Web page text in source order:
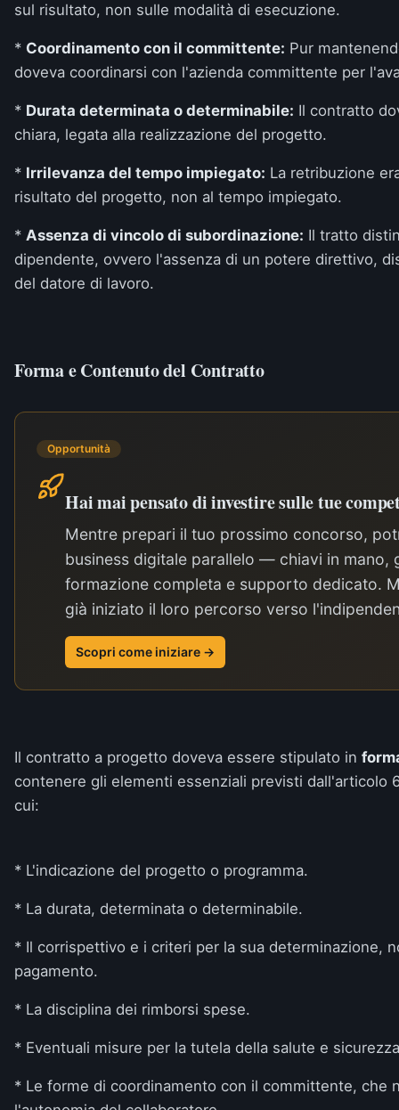
sul risultato, non sulle modalità di esecuzione.
* Coordinamento con il committente: Pur
doveva coordinarsi con l'azienda committente per
* Durata determinata o determinabile: Il contratto
chiara, legata alla realizzazione del progetto.
* Irrilevanza del tempo impiegato: La retribuzione
risultato del progetto, non al tempo impiegato.
* Assenza di vincolo di subordinazione: Il tratto
dipendente, ovvero l'assenza di un potere direttivo,
del datore di lavoro.
Forma e Contenuto del Contratto
Opportunità
Hai mai pensato di investire sulle tue
Mentre prepari il tuo prossimo concorso,
business digitale parallelo — chiavi in mano,
formazione completa e supporto dedicato.
già iniziato il loro percorso verso
Scopri come iniziare →
Il contratto a progetto doveva essere stipulato in
contenere gli elementi essenziali previsti dall'articolo
cui:
* L'indicazione del progetto o programma.
* La durata, determinata o determinabile.
* Il corrispettivo e i criteri per la sua determinazione,
pagamento.
* La disciplina dei rimborsi spese.
* Eventuali misure per la tutela della salute e
* Le forme di coordinamento con il committente, che